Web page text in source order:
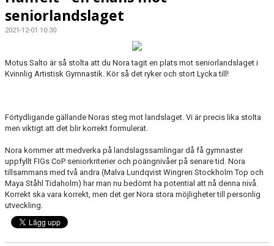
GRUPPSTRUKTUR
KLÄDER
SUPPORTERMEDLEM
TÄVLINGAR
seniorlandslaget
2021-12-01 10:30
Motus Salto är så stolta att du Nora tagit en plats mot seniorlandslaget i
Kvinnlig Artistisk Gymnastik. Kör så det ryker och stort Lycka till!
Förtydligande gällande Noras steg mot landslaget. Vi är precis lika stolta
men viktigt att det blir korrekt formulerat.
Nora kommer att medverka på landslagssamlingar då få gymnaster
uppfyllt FIGs CoP seniorkriterier och poängnivåer på senare tid. Nora
tillsammans med två andra (Malva Lundqvist Wingren Stockholm Top och
Maya Ståhl Tidaholm) har man nu bedömt ha potential att nå denna nivå.
Korrekt ska vara korrekt, men det ger Nora stora möjligheter till personlig
utveckling.